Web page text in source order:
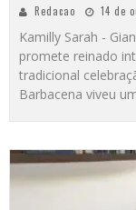
Redacao 14 de
Kamilly Sarah -
promete reinado
tradicional
Barbacena viveu